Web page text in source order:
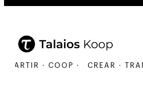
· COOP · CREAR ·